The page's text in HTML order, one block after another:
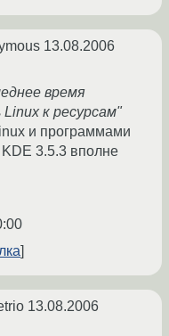
13.08.2006
время
к ресурсам"
и программами
3.5.3 вполне
13.08.2006